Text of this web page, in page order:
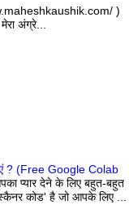
)
अंग्रे...
? (Free Google Colab
प्यार देने के लिए बहुत-बहुत
कोड' है जो आपके लिए ...